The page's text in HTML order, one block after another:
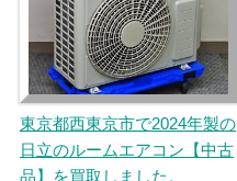
東京都西東京市で2024年製の
日立のルームエアコン【中古
品】を買取しました。